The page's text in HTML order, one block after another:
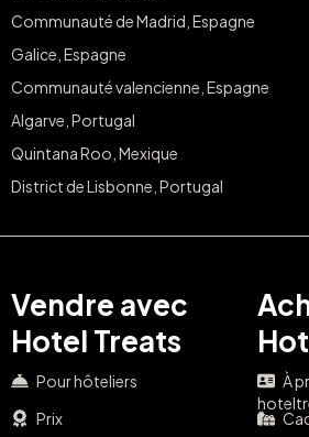
Communauté de Madrid, Espagne
Galice, Espagne
Communauté valencienne, Espagne
Algarve, Portugal
Quintana Roo, Mexique
District de Lisbonne, Portugal
Vendre avec
Hotel Treats
Pour hôteliers
Prix
À